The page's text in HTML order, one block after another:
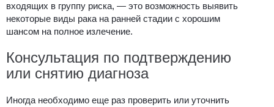
входящих в группу риска, — это возможность выявить
некоторые виды рака на ранней стадии с хорошим
шансом на полное излечение.
Консультация по подтверждению
или снятию диагноза
Иногда необходимо еще раз проверить или уточнить